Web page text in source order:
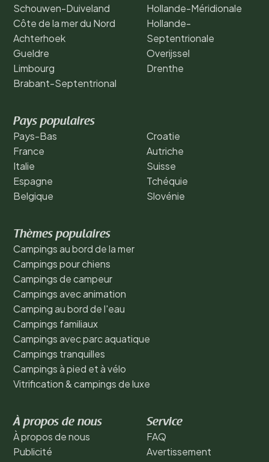
Schouwen-Duiveland
Côte de la mer du Nord
Achterhoek
Gueldre
Limbourg
Brabant-Septentrional
Hollande-Méridionale
Hollande-
Septentrionale
Overijssel
Drenthe
Pays populaires
Pays-Bas
France
Italie
Espagne
Belgique
Croatie
Autriche
Suisse
Tchéquie
Slovénie
Thèmes populaires
Campings au bord de la mer
Campings pour chiens
Campings de campeur
Campings avec animation
Camping au bord de l'eau
Campings familiaux
Campings avec parc aquatique
Campings tranquilles
Campings à pied et à vélo
Vitrification & campings de luxe
À propos de nous
À propos de nous
Publicité
Service
FAQ
Avertissement